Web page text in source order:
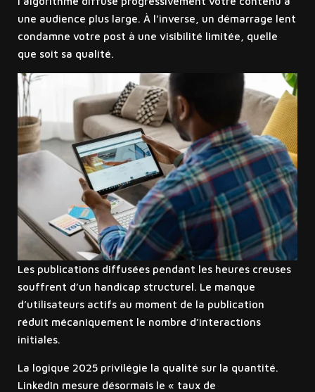
une audience plus large. À l’inverse, un démarrage lent
condamne votre post à une visibilité limitée, quelle
que soit sa qualité.
Les publications diffusées pendant les heures creuses
souffrent d’un handicap structurel. Le manque
d’utilisateurs actifs au moment de la publication
réduit mécaniquement le nombre d’interactions
initiales.
La logique 2025 privilégie la qualité sur la quantité.
LinkedIn mesure désormais le « taux de